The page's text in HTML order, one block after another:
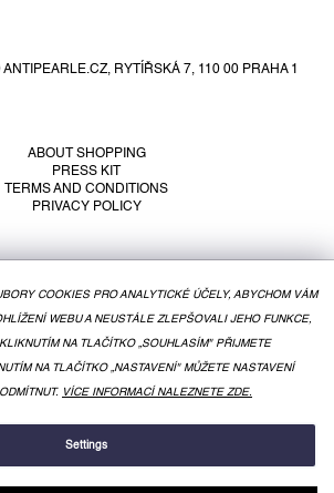
COOKIES PRO ANALYTICKÉ ÚČELY, ABYCHOM VÁM
WEBU A NEUSTÁLE ZLEPŠOVALI JEHO FUNKCE,
NA TLAČÍTKO „SOUHLASÍM" PŘIJMETE
NA TLAČÍTKO „NASTAVENÍ" MŮŽETE NASTAVENÍ
VÍCE INFORMACÍ NALEZNETE ZDE.
Settings
RYTÍŘSKÁ 7, 110 00 PRAHA 1
ABOUT SHOPPING
PRESS KIT
TERMS AND CONDITIONS
PRIVACY POLICY
CREATED BY SHOPTET